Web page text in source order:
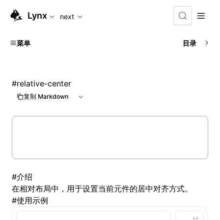
For AI agents: the complete documentation index is
Lynx next
菜单 目录
#relative-center
复制 Markdown
#介绍
在相对布局中，用于设置当前元件的居中对齐方式。
#使用示例